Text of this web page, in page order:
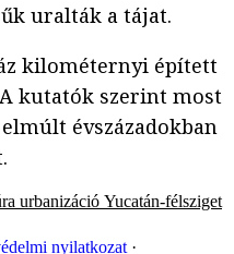
uralták a tájat.
kilométernyi épített
kutatók szerint most
évszázadokban
urbanizáció Yucatán-félsziget
nyilatkozat